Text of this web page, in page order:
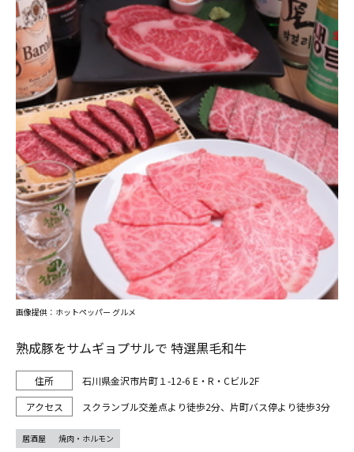
熟成豚をサムギョプサルで 特選黒毛和牛
石川県金沢市片町１-12-6 E・R・Cビル2F
スクランブル交差点より徒歩2分、片町バス停より徒歩3分
画像提供：ホットペッパー グルメ
居酒屋 焼肉・ホルモン